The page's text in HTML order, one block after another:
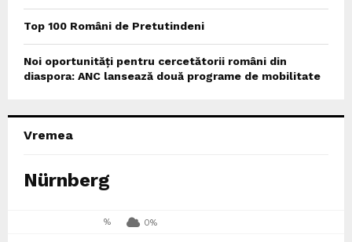
Top 100 Români de Pretutindeni
Noi oportunități pentru cercetătorii români din
diaspora: ANC lansează două programe de mobilitate
Vremea
Nürnberg
% 0%